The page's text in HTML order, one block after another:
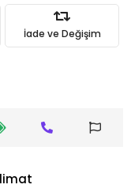
İade ve Değişim